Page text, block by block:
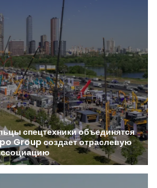
спецтехникиобъединятся
Group создаетотраслевую